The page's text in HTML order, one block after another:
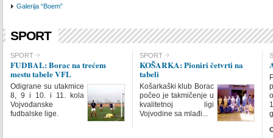
Galerija “Boem”
SPORT
SPORT
INTRO ITEMS
SPORT
FUDBAL: Borac na trećem
mestu tabele VFL
Odigrane su utakmice
8, 9 i 10. i 11. kola
Vojvođanske
fudbalske lige.
SPORT
KOŠARKA: Pioniri četvrti na
tabeli
Košarkaški klub Borac
počeo je takmičenje u
kvalitetnoj ligi
Vojvodine sa mlađi...